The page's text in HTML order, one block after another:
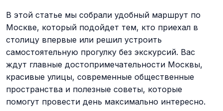
В этой статье мы собрали удобный маршрут по
Москве, который подойдет тем, кто приехал в
столицу впервые или решил устроить
самостоятельную прогулку без экскурсий. Вас
ждут главные достопримечательности Москвы,
красивые улицы, современные общественные
пространства и полезные советы, которые
помогут провести день максимально интересно.